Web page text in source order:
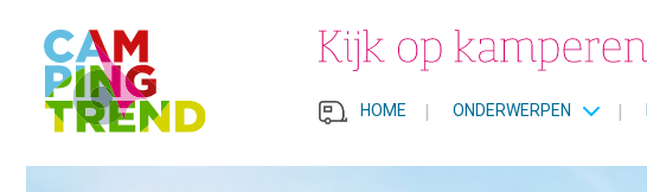
HOME | ONDERWERPEN |